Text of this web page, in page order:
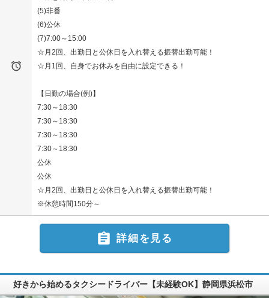

(5)非番
(6)公休
(7)7:00～15:00
☆月2回、出勤日と公休日を入れ替える振替出勤可能！
☆月1回、自身でお休みを自由に設定できる！
【日勤の場合(例)】
7:30～18:30
7:30～18:30
7:30～18:30
7:30～18:30
公休
公休
☆月2回、出勤日と公休日を入れ替える振替出勤可能！
※休憩時間150分～
 詳細を見る
好きから始めるタクシードライバー【未経験OK】静岡県浜松市